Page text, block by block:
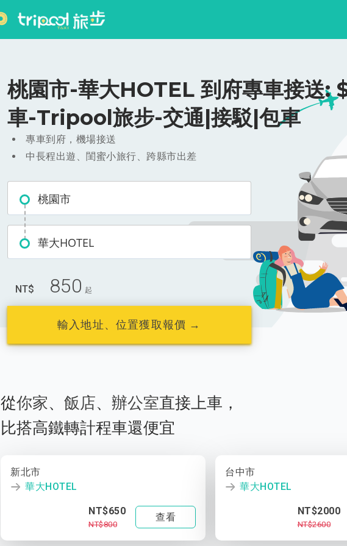
桃園市-華大HOTEL 到府專車接送:
車-Tripool旅步-交通|接駁|包車
專車到府，機場接送
中長程出遊、閨蜜小旅行、跨縣市出差
桃園市
華大HOTEL
NT$ 850 起
輸入地址、位置獲取報價 →
從你家、 飯店、 辦公室直接上車，
比搭高鐵轉計程車還便宜
新北市
華大HOTEL
NT$650
NT$800
查看
台中市
華大HOTEL
NT$2000
NT$2600